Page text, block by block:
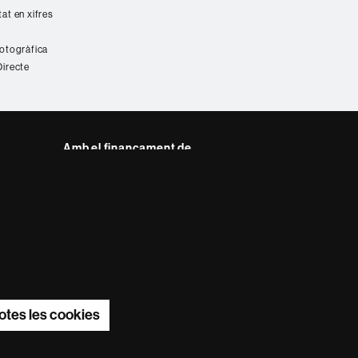
les cookies
en xifres
Amb el finançament de